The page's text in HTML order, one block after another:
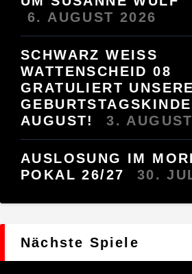
6. AUGUST 2026
SCHWARZ WEISS W
ATTENSCHEID 08 G
RATULIERT UNSEREN
UGUST!
3.
AUSLOSUNG IM
POKAL 26/27
30.
Nächste Spiele